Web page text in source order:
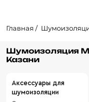
Главная
Шумоизоляция
Казани
Аксессуары для
шумоизоляции